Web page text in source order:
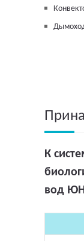
К
вод